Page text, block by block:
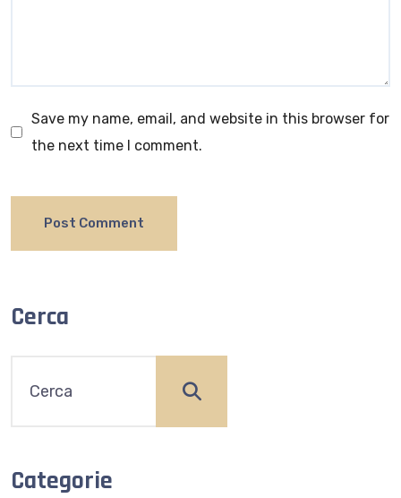
Save my name, email, and website in this browser for
the next time I comment.
Cerca
Categorie